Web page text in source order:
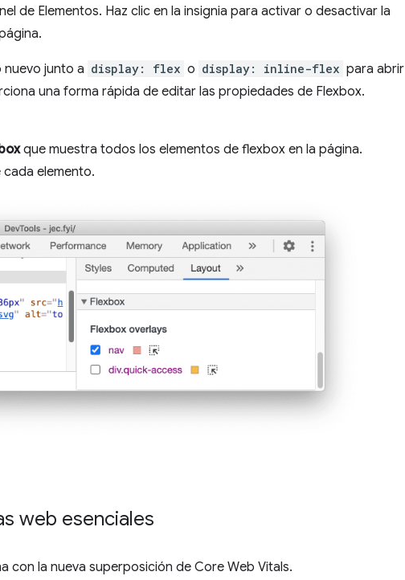
de Elementos. Haz clic en la insignia para activar o desactivar la
nuevo junto a display: flex o display: inline-flex para abrir
una forma rápida de editar las propiedades de Flexbox.
que muestra todos los elementos de flexbox en la página.
elemento.
web esenciales
con la nueva superposición de Core Web Vitals.